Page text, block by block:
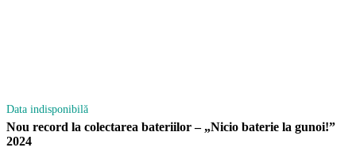
Data indisponibilă
Nou record la colectarea bateriilor – „Nicio baterie la gunoi!”
2024